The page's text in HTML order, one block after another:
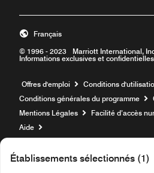
Établissements sélectionnés (1)
© 1996 - 2023 Marriott International,
Informations exclusives et
Français
Offres d'emploi Ouvre une
Conditions
Conditions générales du programme
Mentions Légales
Facilité d’accès
Aide